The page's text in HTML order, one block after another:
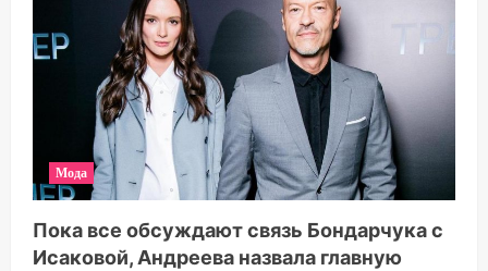
Мода
Пока все обсуждают связь Бондарчука с
Исаковой, Андреева назвала главную